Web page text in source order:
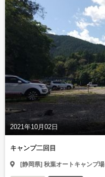
2021年10月02日
キャンプ二回目
[静岡県] 秋葉オートキャンプ場